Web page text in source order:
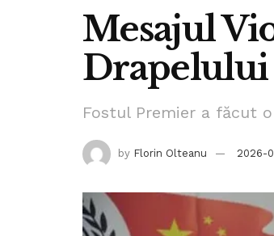
Mesajul
Drapelului
Fostul Premier a făcut
by Florin Olteanu 2026-